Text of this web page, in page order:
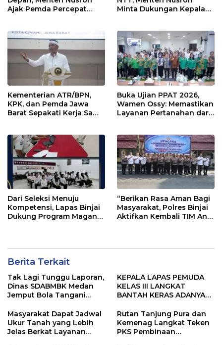
Ajak Pemda Percepat
Minta Dukungan Kepala
Pertanahan
Kementerian ATR/BPN,
KPK, dan Pemda Jawa
Barat Sepakati Kerja Sama
Ekonomi Daerah
Buka Ujian PPAT 2026,
Wamen Ossy: Memastikan
Layanan Pertanahan dari
Berintegritas
Dari Seleksi Menuju
Kompetensi, Lapas Binjai
Dukung Program Magang
“Berikan Rasa Aman Bagi
Masyarakat, Polres Binjai
Aktifkan Kembali TIM Anti
Berita Terkait
Tak Lagi Tunggu Laporan,
Dinas SDABMBK Medan
Jemput Bola Tangani
KEPALA LAPAS PEMUDA
KELAS III LANGKAT
BANTAH KERAS ADANYA
SELALU DITUTUPI
TENTANG SINDIKAT
PENIPU PENJUALAN EMAS
Masyarakat Dapat Jadwal
Ukur Tanah yang Lebih
Jelas Berkat Layanan
Rutan Tanjung Pura dan
Kemenag Langkat Teken
PKS Pembinaan